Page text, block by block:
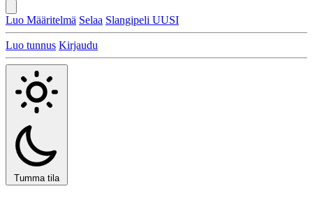
Luo Määritelmä Selaa Slangipeli UUSI
Luo tunnus Kirjaudu
Tumma tila